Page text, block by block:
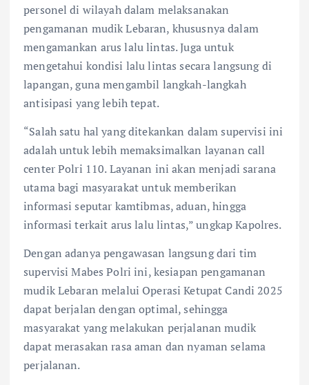
personel di wilayah dalam melaksanakan
pengamanan mudik Lebaran, khususnya dalam
mengamankan arus lalu lintas. Juga untuk
mengetahui kondisi lalu lintas secara langsung di
lapangan, guna mengambil langkah-langkah
antisipasi yang lebih tepat.
“Salah satu hal yang ditekankan dalam supervisi ini
adalah untuk lebih memaksimalkan layanan call
center Polri 110. Layanan ini akan menjadi sarana
utama bagi masyarakat untuk memberikan
informasi seputar kamtibmas, aduan, hingga
informasi terkait arus lalu lintas,” ungkap Kapolres.
Dengan adanya pengawasan langsung dari tim
supervisi Mabes Polri ini, kesiapan pengamanan
mudik Lebaran melalui Operasi Ketupat Candi 2025
dapat berjalan dengan optimal, sehingga
masyarakat yang melakukan perjalanan mudik
dapat merasakan rasa aman dan nyaman selama
perjalanan.